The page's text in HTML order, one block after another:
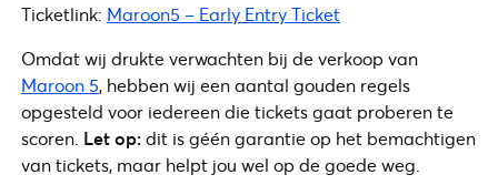
Ticketlink: Maroon5 – Early Entry Ticket
Omdat wij drukte verwachten bij de verkoop van
Maroon 5, hebben wij een aantal gouden regels
opgesteld voor iedereen die tickets gaat proberen te
scoren. Let op:dit is géén garantie op het bemachtigen
van tickets, maar helpt jou wel op de goede weg.